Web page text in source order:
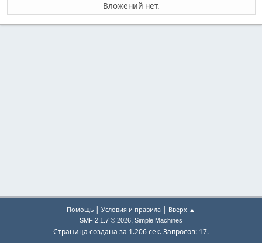
Вложений нет.
Помощь | Условия и правила | Вверх ▲
SMF 2.1.7 © 2026, Simple Machines
Страница создана за 1.206 сек. Запросов: 17.